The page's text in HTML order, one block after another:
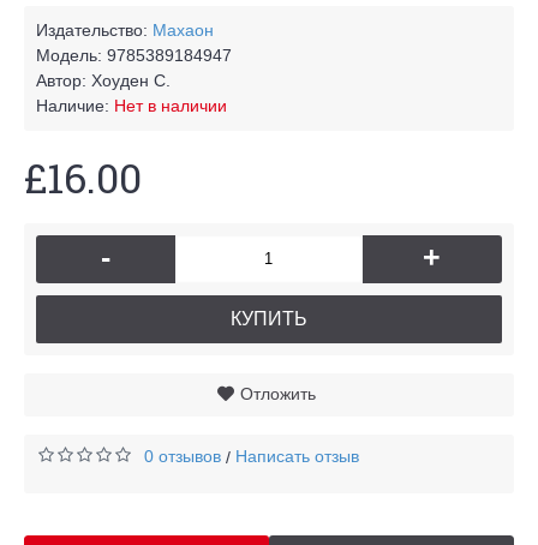
Издательство: Махаон
Модель: 9785389184947
Автор: Хоуден С.
Наличие: Нет в наличии
£16.00
- +
КУПИТЬ
Отложить
0 отзывов / Написать отзыв